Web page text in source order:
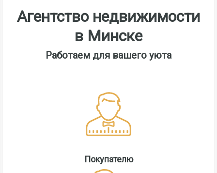
Агентство недвижимости
в Минске
Работаем для вашего уюта
Покупателю